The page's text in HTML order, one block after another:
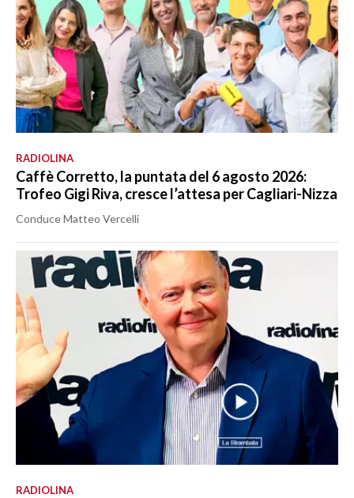
RADIOLINA
Caffè Corretto, la puntata del 6 agosto 2026:
Trofeo Gigi Riva, cresce l’attesa per Cagliari-Nizza
Conduce Matteo Vercelli
RADIOLINA